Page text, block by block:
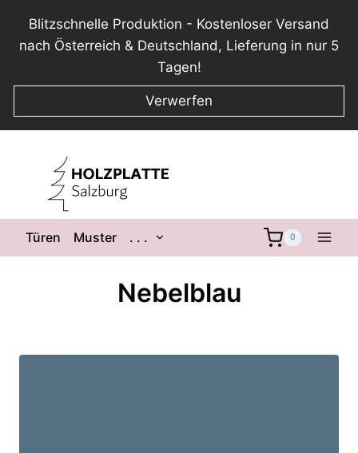
Blitzschnelle Produktion - Kostenloser Versand
nach Österreich & Deutschland, Lieferung in nur 5
Tagen!
Verwerfen
springen
Türen Muster . . . 0
Nebelblau